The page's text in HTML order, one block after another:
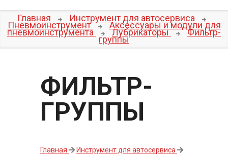
Главная Инструмент для автосервиса
Пневмоинструмент Аксессуары и модули для
пневмоинструмента Лубрикаторы Фильтр-
группы
ФИЛЬТР-
ГРУППЫ
Главная
Инструмент для автосервиса